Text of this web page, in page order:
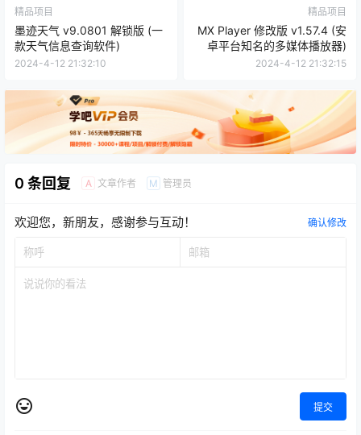
精品项目
墨迹天气 v9.0801 解锁版 (一
款天气信息查询软件)
2024-4-12 21:32:10
精品项目
MX Player 修改版 v1.57.4 (安
卓平台知名的多媒体播放器)
2024-4-12 21:32:15
0 条回复 A 文章作者 M 管理员
欢迎您，新朋友，感谢参与互动！ 确认修改
提交